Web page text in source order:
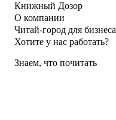
Книжный Дозор
О компании
Читай-город для бизнеса
Хотите у нас работать?
Знаем, что почитать